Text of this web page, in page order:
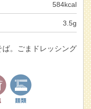
584kcal
3.5g
。ごまドレッシング